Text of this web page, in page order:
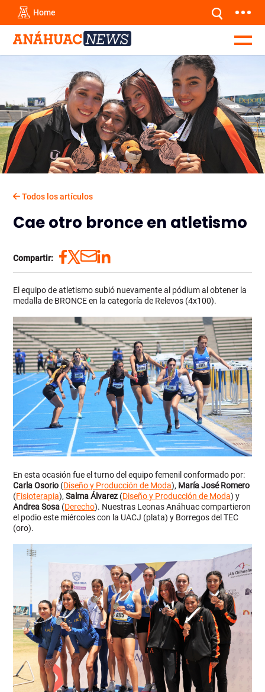
Home
Todos los artículos
Cae otro bronce en atletismo
Compartir:
El equipo de atletismo subió nuevamente al pódium al obtener la
medalla de BRONCE en la categoría de Relevos (4x100).
En esta ocasión fue el turno del equipo femenil conformado por:
Carla Osorio (Diseño y Producción de Moda), María José Romero
(Fisioterapia),Salma Álvarez (Diseño y Producción de Moda) y
Andrea Sosa (Derecho). Nuestras Leonas Anáhuac compartieron
el podio este miércoles con la UACJ (plata) y Borregos del TEC
(oro).